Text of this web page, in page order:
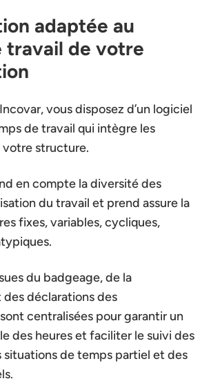
adaptée au
travail de votre
vous disposez d’un logiciel
de travail qui intègre les
structure.
en compte la diversité des
du travail et prend assure la
fixes, variables, cycliques,
du badgeage, de la
déclarations des
centralisées pour garantir un
des heures et faciliter le suivi des
situations de temps partiel et des